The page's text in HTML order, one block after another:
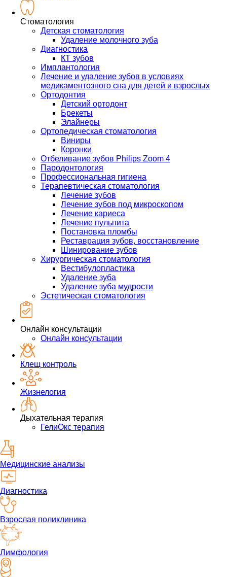
Стоматология
Детская стоматология
Удаление молочного зуба
Диагностика
КТ зубов
Имплантология
Лечение и удаление зубов в условиях
медикаментозного сна для детей и взрослых
Ортодонтия
Детский ортодонт
Брекеты
Элайнеры
Ортопедическая стоматология
Виниры
Коронки
Отбеливание зубов Philips Zoom 4
Пародонтология
Профессиональная гигиена
Терапевтическая стоматология
Лечение зубов
Лечение зубов под микроскопом
Лечение кариеса
Лечение пульпита
Постановка пломбы
Реставрация зубов, восстановление
Шинирование зубов
Хирургическая стоматология
Вестибулопластика
Удаление зуба
Удаление зуба мудрости
Эстетическая стоматология
Онлайн консультации
Онлайн консультации
Клещ контроль
Жизнелогия
Дыхательная терапия
ГелиОкс терапия
Медицинские анализы
Диагностика
Взрослая поликлиника
Лимфология